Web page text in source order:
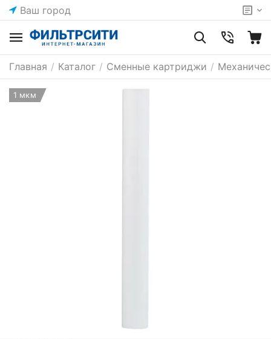
Ваш город
Главная / Каталог / Сменные картриджи /
1 мкм